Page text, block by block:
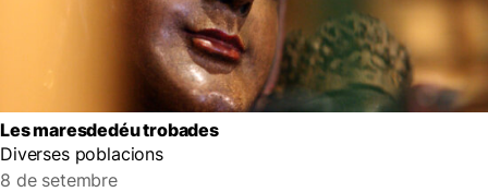
Les maresdedéu trobades
Diverses poblacions
8 de setembre